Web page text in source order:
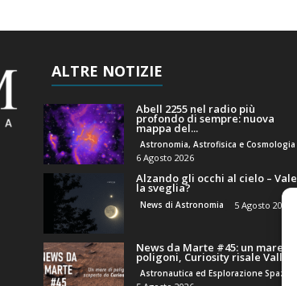
ALTRE NOTIZIE
Abell 2255 nel radio più
profondo di sempre: nuova
mappa del...
Astronomia, Astrofisica e Cosmologia
6 Agosto 2026
Alzando gli occhi al cielo – Vale
la sveglia?
News di Astronomia 5 Agosto 2026
News da Marte #45: un mare di
poligoni, Curiosity risale Valle...